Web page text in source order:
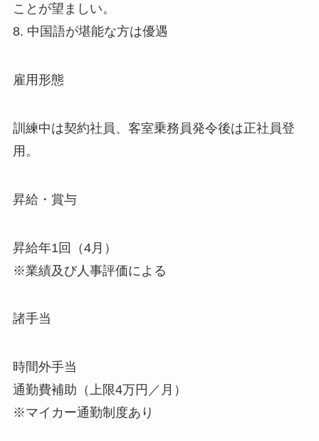
ことが望ましい。
8. 中国語が堪能な方は優遇
雇用形態
訓練中は契約社員、客室乗務員発令後は正社員登
用。
昇給・賞与
昇給年1回（4月）
※業績及び人事評価による
諸手当
時間外手当
通勤費補助（上限4万円／月）
※マイカー通勤制度あり